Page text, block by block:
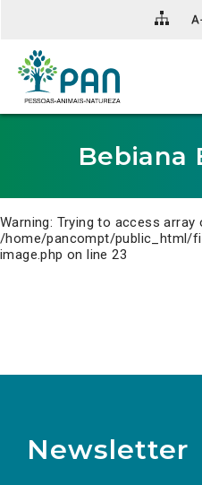
para
conteúdo
principal
da
Bebiana
Warning: Trying to access
/home/pancompt/public_html/
image.php on line23
Newsletter